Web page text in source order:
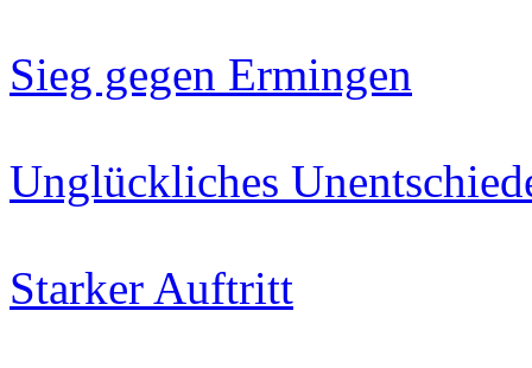
Sieg gegen Ermingen
Unglückliches
Starker Auftritt